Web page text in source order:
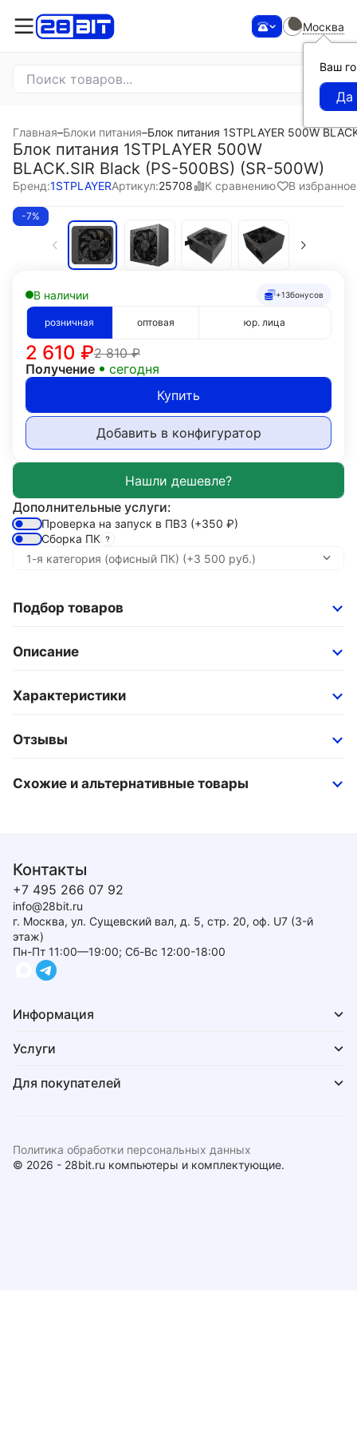
Москва
Ваш
Главная–Блоки питания–Блок питания 1STPLAYER 500W
Блок питания 1STPLAYER 500W
BLACK.SIR Black (PS-500BS) (SR-500W)
Бренд:1STPLAYERАртикул:25708 К сравнению В избранное
-7%
В наличии +13бонусов
розничная оптовая юр. лица
2 810₽
2 610 ₽
Получение
сегодня
Купить
Добавить в конфигуратор
Дополнительные услуги:
Проверка на запуск в ПВЗ (+350 ₽)
Сборка ПК
Подбор товаров
Описание
Характеристики
Отзывы
Схожие и альтернативные товары
Контакты
+7 495 266 07 92
info@28bit.ru
г. Москва, ул. Сущевский вал, д. 5, стр. 20, оф. U7 (3-й
этаж)
Пн-Пт 11:00—19:00; Сб-Вс 12:00-18:00
Информация
Услуги
Для покупателей
© 2026 - 28bit.ru компьютеры и комплектующие.
Политика обработки персональных данных